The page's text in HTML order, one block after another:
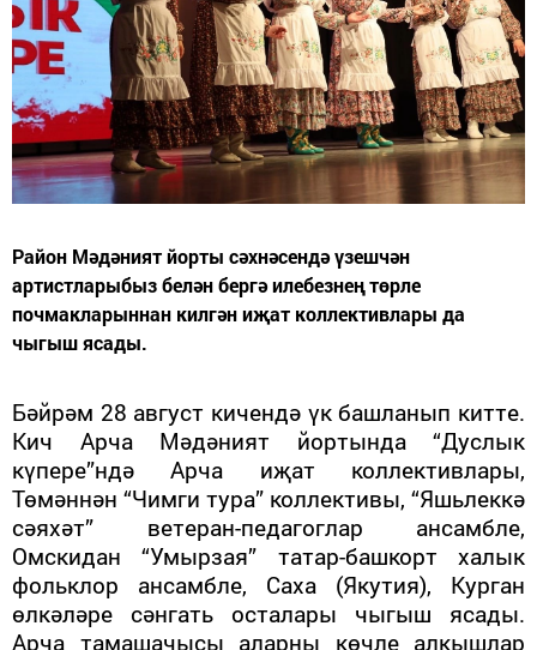
Район Мәдәният йорты сәхнәсендә үзешчән
артистларыбыз белән бергә илебезнең төрле
почмакларыннан килгән иҗат коллективлары да
чыгыш ясады.
Бәйрәм 28 август кичендә үк башланып китте.
Кич Арча Мәдәният йортында “Дуслык
күпере”ндә Арча иҗат коллективлары,
Төмәннән “Чимги тура” коллективы, “Яшьлеккә
сәяхәт” ветеран-педагоглар ансамбле,
Омскидан “Умырзая” татар-башкорт халык
фольклор ансамбле, Саха (Якутия), Курган
өлкәләре сәнгать осталары чыгыш ясады.
Арча тамашачысы аларны көчле алкышлар